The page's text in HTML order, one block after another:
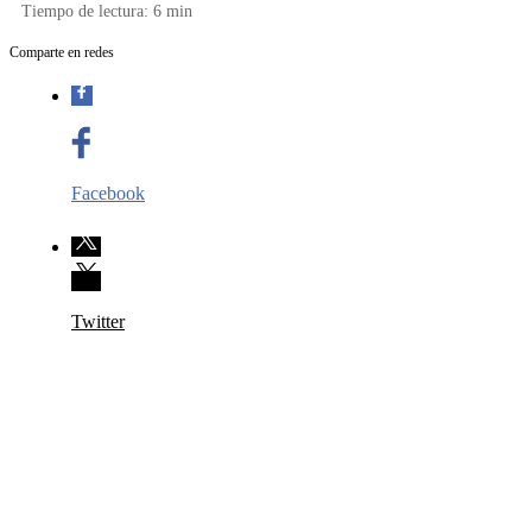
Tiempo de lectura: 6 min
Comparte en redes
Facebook
Twitter